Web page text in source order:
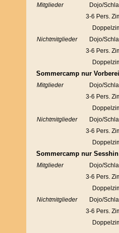
Mitglieder Dojo/
3-6 Pers.
Nichtmitglieder
Dojo/
3-6 Pers.
Sommercamp nur
Mitglieder Dojo/
3-6 Pers.
Nichtmitglieder
Dojo/
3-6 Pers.
Sommercamp nur Sesshin
Mitglieder Dojo/
3-6 Pers.
Nichtmitglieder
Dojo/
3-6 Pers.